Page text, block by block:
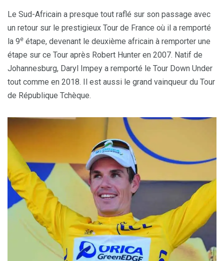
Le Sud-Africain a presque tout raflé sur son passage avec
un retour sur le prestigieux Tour de France où il a remporté
la 9e étape, devenant le deuxième africain à remporter une
étape sur ce Tour après Robert Hunter en 2007. Natif de
Johannesburg, Daryl Impey a remporté le Tour Down Under
tout comme en 2018. Il est aussi le grand vainqueur du Tour
de République Tchèque.